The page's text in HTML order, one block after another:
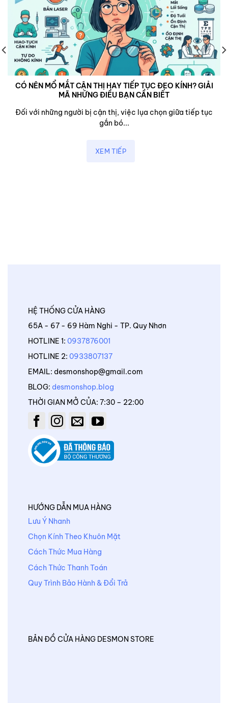
CÓ NÊN MỔ MẮT CẬN THỊ HAY TIẾP TỤC ĐEO KÍNH? GIẢI
MÃ NHỮNG ĐIỀU BẠN CẦN BIẾT
Đối với những người bị cận thị, việc lụa chọn giữa tiếp tục
gắn bó...
XEM TIẾP
HỆ THỐNG CỬA HÀNG
65A - 67 - 69 Hàm Nghi - TP. Quy Nhơn
HOTLINE 1: 0937876001
HOTLINE 2: 0933807137
EMAIL: desmonshop@gmail.com
BLOG: desmonshop.blog
THỜI GIAN MỞ CỦA: 7:30 – 22:00
HƯỚNG DẪN MUA HÀNG
Lưu Ý Nhanh
Chọn Kính Theo Khuôn Mặt
Cách Thức Mua Hàng
Cách Thức Thanh Toán
Quy Trình Bảo Hành & Đổi Trả
BẢN ĐỒ CỬA HÀNG DESMON STORE